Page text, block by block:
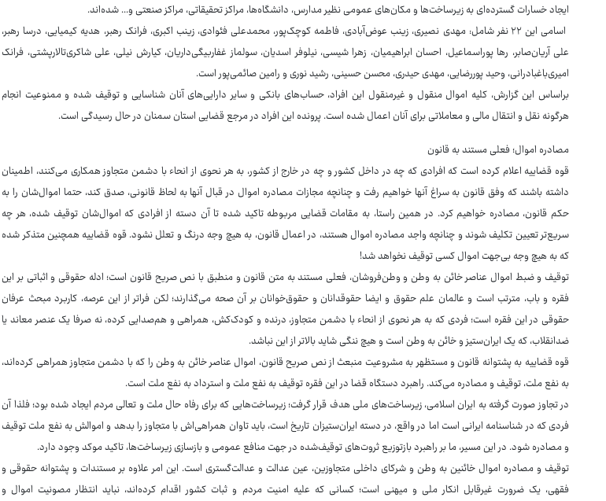
ایجاد خسارات گسترده‌ای به زیرساخت‌ها و مکان‌های عمومی نظیر مدارس، دانشگاه‌ها، مراکز تحقیقاتی، مراکز صنعتی و... شده‌اند.
اسامی این ۲۲ نفر شامل: مهدی نصیری، زینب عوض‌آبادی، فاطمه کوچک‌پور، محمدعلی فئوادی، زینب اکبری، فرانک رهبر، هدیه کیمیایی، درسا رهبر،
علی آریان‌صابر، رها پوراسماعیل، احسان ابراهیمیان، زهرا شیسی، نیلوفر اسدیان، سولماز غفاربیگی‌داریان، کیارش نیلی، علی شاکری‌تالارپشتی، فرانک
امیری‌باغبادرانی، وحید پوررضایی، مهدی حیدری، محسن حسینی، رشید نوری و رامین صائمی‌پور است.
براساس این گزارش، کلیه اموال منقول و غیرمنقول این افراد، حساب‌های بانکی و سایر دارایی‌های آنان شناسایی و توقیف شده و ممنوعیت انجام
هرگونه نقل و انتقال مالی و معاملاتی برای آنان اعمال شده است. پرونده این افراد در مرجع قضایی استان سمنان در حال رسیدگی است.
مصادره اموال؛ فعلی مستند به قانون
قوه قضاییه اعلام کرده است که افرادی که چه در داخل کشور و چه در خارج از کشور، به هر نحوی از انحاء با دشمن متجاوز همکاری می‌کنند، اطمینان
داشته باشند که وفق قانون به سراغ آنها خواهیم رفت و چنانچه مجازات مصادره اموال در قبال آنها به لحاظ قانونی، صدق کند، حتما اموال‌شان را به
حکم قانون، مصادره خواهیم کرد. در همین راستا، به مقامات قضایی مربوطه تاکید شده تا آن دسته از افرادی که اموال‌شان توقیف شده، هر چه
سریع‌تر تعیین تکلیف شوند و چنانچه واجد مصادره اموال هستند، در اعمال قانون، به هیچ وجه درنگ و تعلل نشود. قوه قضاییه همچنین متذکر شده
که به هیچ وجه بی‌جهت اموال کسی توقیف نخواهد شد!
توقیف و ضبط اموال عناصر خائن به وطن و وطن‌فروشان، فعلی مستند به متن قانون و منطبق با نص صریح قانون است؛ ادله حقوقی و اثباتی بر این
فقره و باب، مترتب است و عالمان علم حقوق و ایضا حقوقدانان و حقوق‌خوانان بر آن صحه می‌گذارند؛ لکن فراتر از این عرصه، کاربرد مبحث عرفان
حقوقی در این فقره است؛ فردی که به هر نحوی از انحاء با دشمن متجاوز، درنده و کودک‌کش، همراهی و هم‌صدایی کرده، نه صرفا یک عنصر معاند یا
ضدانقلاب، که یک ایران‌ستیز و خائن به وطن است و هیچ ننگی شاید بالاتر از این نباشد.
قوه قضاییه به پشتوانه قانون و مستظهر به مشروعیت منبعث از نص صریح قانون، اموال عناصر خائن به وطن را که با دشمن متجاوز همراهی کرده‌اند،
به نفع ملت، توقیف و مصادره می‌کند. راهبرد دستگاه قضا در این فقره توقیف به نفع ملت و استرداد به نفع ملت است.
در تجاوز صورت گرفته به ایران اسلامی، زیرساخت‌های ملی هدف قرار گرفت؛ زیرساخت‌هایی که برای رفاه حال ملت و تعالی مردم ایجاد شده بود؛ فلذا آن
فردی که در شناسنامه ایرانی است اما در واقع، در دسته ایران‌ستیزان تاریخ است، باید تاوان همراهی‌اش با متجاوز را بدهد و اموالش به نفع ملت توقیف
و مصادره شود. در این مسیر، ما بر راهبرد بازتوزیع ثروت‌های توقیف‌شده در جهت منافع عمومی و بازسازی زیرساخت‌ها، تاکید موکد وجود دارد.
توقیف و مصادره اموال خائنین به وطن و شرکای داخلی متجاوزین، عین عدالت و عدالت‌گستری است. این امر علاوه بر مستندات و پشتوانه حقوقی و
فقهی، یک ضرورت غیرقابل انکار ملی و میهنی است؛ کسانی که علیه امنیت مردم و ثبات کشور اقدام کرده‌اند، نباید انتظار مصونیت اموال و